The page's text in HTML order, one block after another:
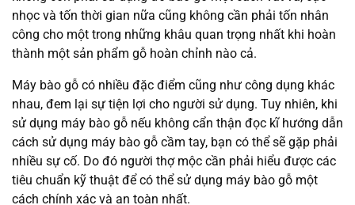
nhọc và tốn thời gian nữa cũng không cần phải tốn nhân
công cho một trong những khâu quan trọng nhất khi hoàn
thành một sản phẩm gỗ hoàn chỉnh nào cả.
Máy bào gỗ có nhiều đặc điểm cũng như công dụng khác
nhau, đem lại sự tiện lợi cho người sử dụng. Tuy nhiên, khi
sử dụng máy bào gỗ nếu không cẩn thận đọc kĩ hướng dẫn
cách sử dụng máy bào gỗ cầm tay, bạn có thể sẽ gặp phải
nhiều sự cố. Do đó người thợ mộc cần phải hiểu được các
tiêu chuẩn kỹ thuật để có thể sử dụng máy bào gỗ một
cách chính xác và an toàn nhất.